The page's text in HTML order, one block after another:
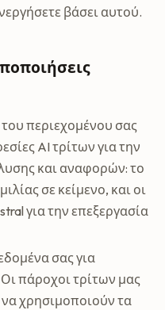
βάσει αυτού.
του περιεχομένου σας
AI τρίτων για την
και αναφορών: το
σε κείμενο, και οι
για την επεξεργασία
σας για
πάροχοι τρίτων μας
χρησιμοποιούν τα